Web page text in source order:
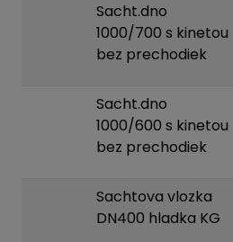
Sacht.dno
1000/700 s kinetou
bez prechodiek
Sacht.dno
1000/600 s kinetou
bez prechodiek
Sachtova vlozka
DN400 hladka KG